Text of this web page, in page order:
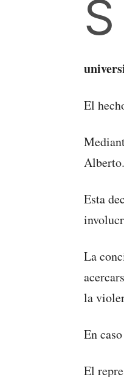
S
El
Alberto.
Esta
La
la
En
El